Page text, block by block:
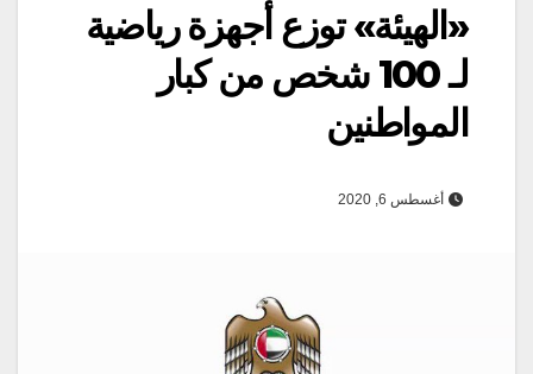
«الهيئة» توزع أجهزة رياضية
لـ 100 شخص من كبار
المواطنين
أغسطس 6, 2020